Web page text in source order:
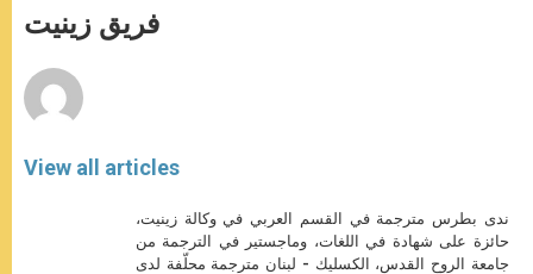
p
p
g
e
o
k
فريق زينيت
View all articles
ندى بطرس مترجمة في القسم العربي في وكالة زينيت،
حائزة على شهادة في اللغات، وماجستير في الترجمة من
جامعة الروح القدس، الكسليك - لبنان مترجمة محلّفة لدى